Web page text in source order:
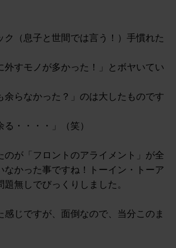
ク（息子と世間では言う！）手慣れた
外すモノが多かった！」とボヤいてい
余らなかった？」のは大したものです
・・・・」（笑）
のが「フロントのアライメント」が全
なかった事ですね！トーイン・トーア
無しでびっくりしました。
感じですが、面倒なので、当分このま